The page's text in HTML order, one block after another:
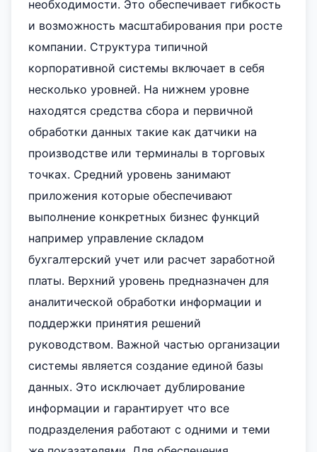
необходимости. Это обеспечивает гибкость
и возможность масштабирования при росте
компании. Структура типичной
корпоративной системы включает в себя
несколько уровней. На нижнем уровне
находятся средства сбора и первичной
обработки данных такие как датчики на
производстве или терминалы в торговых
точках. Средний уровень занимают
приложения которые обеспечивают
выполнение конкретных бизнес функций
например управление складом
бухгалтерский учет или расчет заработной
платы. Верхний уровень предназначен для
аналитической обработки информации и
поддержки принятия решений
руководством. Важной частью организации
системы является создание единой базы
данных. Это исключает дублирование
информации и гарантирует что все
подразделения работают с одними и теми